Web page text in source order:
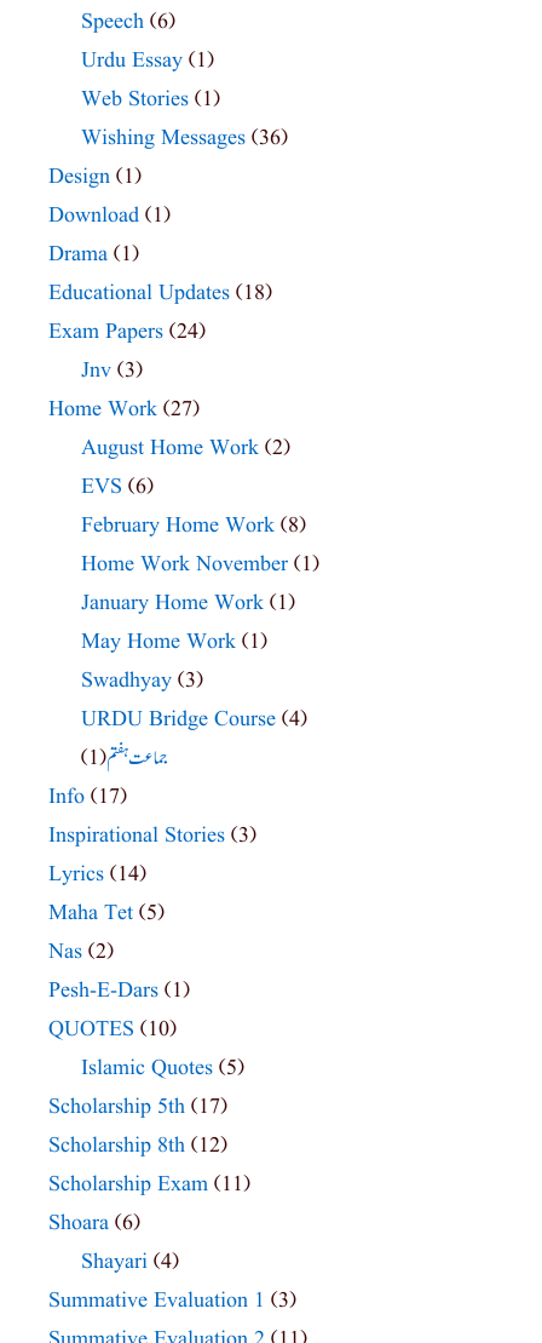
Speech (6)
Urdu Essay (1)
Web Stories (1)
Wishing Messages (36)
Design (1)
Download (1)
Drama (1)
Educational Updates (18)
Exam Papers (24)
Jnv (3)
Home Work (27)
August Home Work (2)
EVS (6)
February Home Work (8)
Home Work November (1)
January Home Work (1)
May Home Work (1)
Swadhyay (3)
URDU Bridge Course (4)
جماعت ہفتم(1)
Info (17)
Inspirational Stories (3)
Lyrics (14)
Maha Tet (5)
Nas (2)
Pesh-E-Dars (1)
QUOTES (10)
Islamic Quotes (5)
Scholarship 5th (17)
Scholarship 8th (12)
Scholarship Exam (11)
Shoara (6)
Shayari (4)
Summative Evaluation 1 (3)